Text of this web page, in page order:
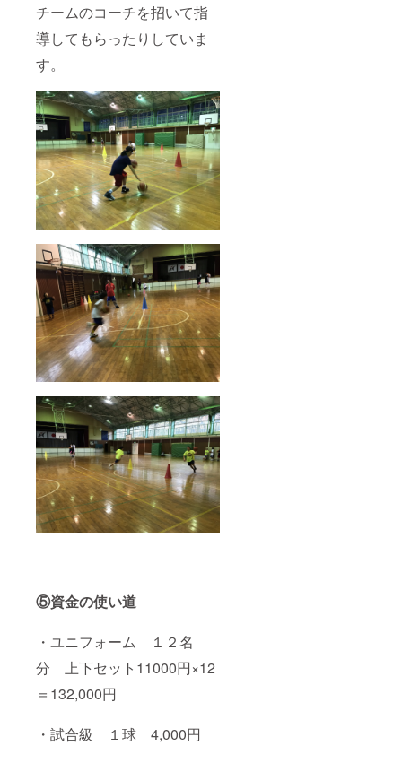
チームのコーチを招いて指
導してもらったりしていま
す。
⑤資金の使い道
・ユニフォーム １２名
分 上下セット11000円×12
＝132,000円
・試合級 １球 4,000円